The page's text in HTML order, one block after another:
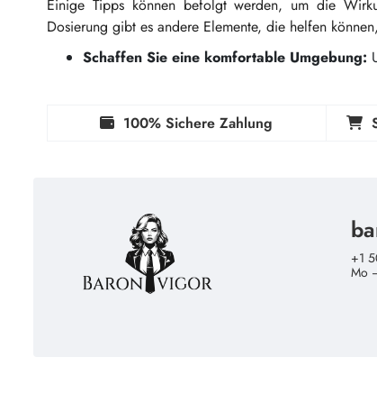
Einige Tipps können befolgt werden, um die
Dosierung gibt es andere Elemente, die helfen
Schaffen Sie eine komfortable Umgebung:
100% Sichere Zahlung
+1
Mo